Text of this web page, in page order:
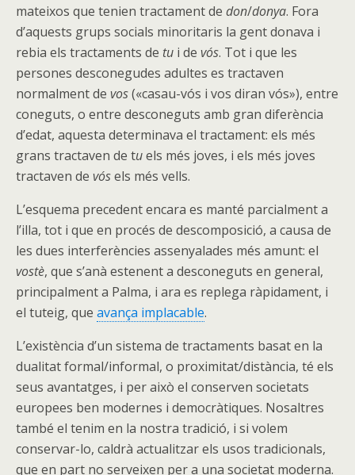
mateixos que tenien tractament de don/donya. Fora
d’aquests grups socials minoritaris la gent donava i
rebia els tractaments de tu i de vós. Tot i que les
persones desconegudes adultes es tractaven
normalment de vos(«casau-vós i vos diran vós»), entre
coneguts, o entre desconeguts amb gran diferència
d’edat, aquesta determinava el tractament: els més
grans tractaven de tuels més joves, i els més joves
tractaven de vósels més vells.
L’esquema precedent encara es manté parcialment a
l’illa, tot i que en procés de descomposició, a causa de
les dues interferències assenyalades més amunt: el
vostè, que s’anà estenent a desconeguts en general,
principalment a Palma, i ara es replega ràpidament, i
el tuteig, que avança implacable.
L’existència d’un sistema de tractaments basat en la
dualitat formal/informal, o proximitat/distància, té els
seus avantatges, i per això el conserven societats
europees ben modernes i democràtiques. Nosaltres
també el tenim en la nostra tradició, i si volem
conservar-lo, caldrà actualitzar els usos tradicionals,
que en part no serveixen per a una societat moderna.